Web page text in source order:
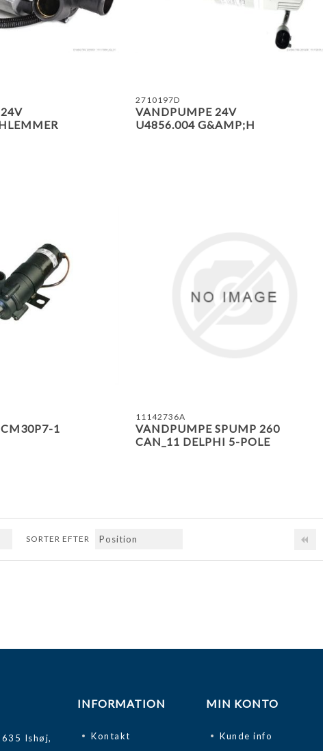
2710197D
VANDPUMPE 24V
U4856.004 G&AMP;H
TILFØJ TIL SAMMENLIGNING
1
11142736A
VANDPUMPE SPUMP 260
CAN_11 DELPHI 5-POLE
SORTER EFTER
Ishøj,
INFORMATION
Kontakt
MIN KONTO
Kunde info